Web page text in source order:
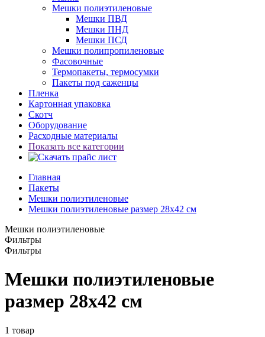
Мешки полиэтиленовые
Мешки ПВД
Мешки ПНД
Мешки ПСД
Мешки полипропиленовые
Фасовочные
Термопакеты, термосумки
Пакеты под саженцы
Пленка
Картонная упаковка
Скотч
Оборудование
Расходные материалы
Показать все категории
Главная
Пакеты
Мешки полиэтиленовые
Мешки полиэтиленовые размер 28x42 см
Мешки полиэтиленовые
Фильтры
Фильтры
Мешки полиэтиленовые
размер 28x42 см
1 товар